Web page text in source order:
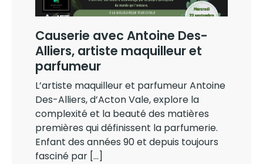
Causerie avec Antoine Des-
Alliers, artiste maquilleur et
parfumeur
L’artiste maquilleur et parfumeur Antoine
Des-Alliers, d’Acton Vale, explore la
complexité et la beauté des matières
premières qui définissent la parfumerie.
Enfant des années 90 et depuis toujours
fasciné par […]